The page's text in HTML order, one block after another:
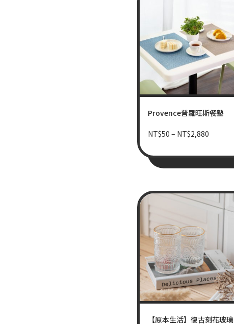
Provence普羅旺斯餐墊
NT$50 – NT$2,880
【原本生活】復古刻花玻璃